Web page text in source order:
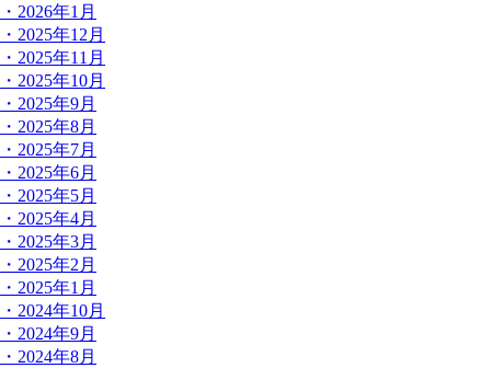
・2026年1月
・2025年12月
・2025年11月
・2025年10月
・2025年9月
・2025年8月
・2025年7月
・2025年6月
・2025年5月
・2025年4月
・2025年3月
・2025年2月
・2025年1月
・2024年10月
・2024年9月
・2024年8月